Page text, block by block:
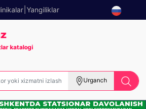
Yangiliklar
katalogi
Urganch